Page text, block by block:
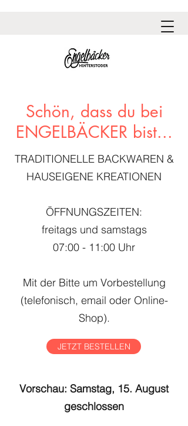
Schön, dass du bei
ENGELBÄCKER bist...
TRADITIONELLE BACKWAREN &
HAUSEIGENE KREATIONEN
ÖFFNUNGSZEITEN:
freitags und samstags
07:00 - 11:00 Uhr
Mit der Bitte um Vorbestellung
(telefonisch, email oder Online-
Shop).
​Vorschau: Samstag, 15. August
geschlossen
JETZT BESTELLEN